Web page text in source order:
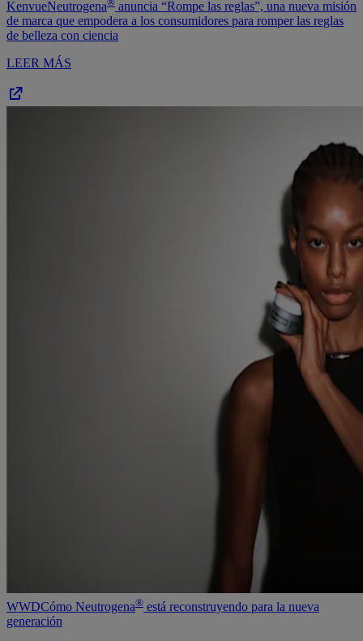
KenvueNeutrogena
anuncia “Rompe las reglas”, una nueva misión
de marca que empodera a los consumidores para romper las reglas
de belleza con ciencia
LEER MÁS
WWDCómo Neutrogena® está reconstruyendo para la nueva
generación